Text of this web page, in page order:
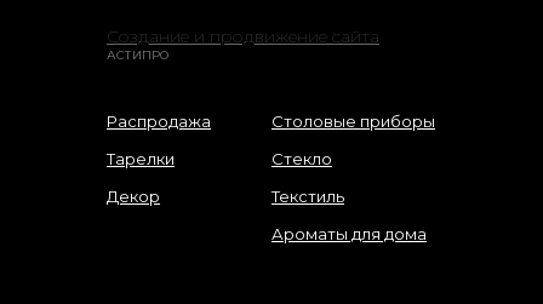
Создание и продвижение сайта
АСТИПРО
Распродажа
Тарелки
Декор
Столовые приборы
Стекло
Текстиль
Ароматы для дома